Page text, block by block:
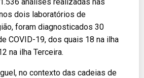
dois laboratórios de
foram diagnosticados 30
COVID-19, dos quais 18 na ilha
na ilha Terceira.
no contexto das cadeias de